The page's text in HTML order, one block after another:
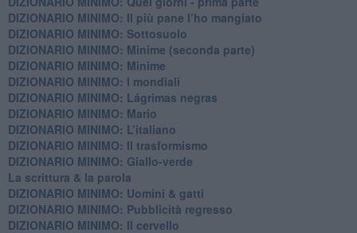
DIZIONARIO MINIMO: Il più pane l’ho mangiato
DIZIONARIO MINIMO: Sottosuolo
DIZIONARIO MINIMO: Minime (seconda parte)
DIZIONARIO MINIMO: Minime
DIZIONARIO MINIMO: ​I mondiali
DIZIONARIO MINIMO: ​Lágrimas negras
DIZIONARIO MINIMO: Mario
DIZIONARIO MINIMO: L’italiano
DIZIONARIO MINIMO: Il trasformismo
DIZIONARIO MINIMO: Giallo-verde
La scrittura & la parola
​DIZIONARIO MINIMO: Uomini & gatti
DIZIONARIO MINIMO: ​Pubblicità regresso
DIZIONARIO MINIMO: Il cervello